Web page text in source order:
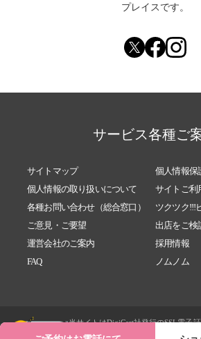
プレイスです。
サービス各種ご
サイトマップ
個人情報保
個人情報の取り扱いについて
サイトご利
各種お問い合わせ（総合窓口）
ツクツク!!!
ご意見・ご要望
出店をご検
運営会社のご案内
採用情報
FAQ
ノムノム
当サイトはDigiCert社発行のSSL電子
によって入力される内容は個人情報